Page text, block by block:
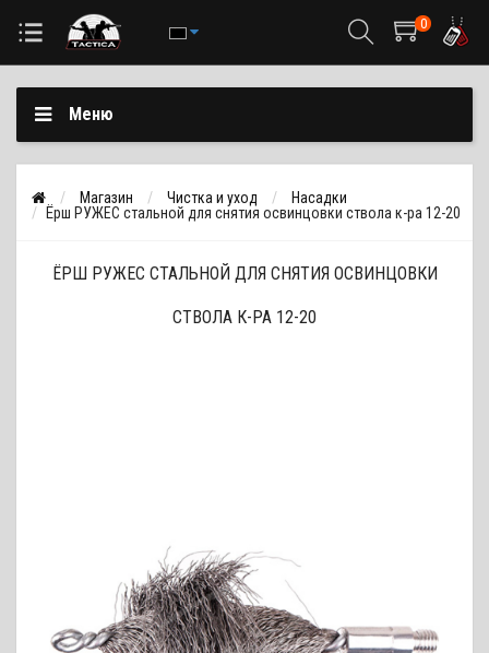
0
Меню
Магазин Чистка и уход
Насадки
Ёрш РУЖЕС стальной для снятия освинцовки ствола к-ра 12-20
ЁРШ РУЖЕС СТАЛЬНОЙ ДЛЯ СНЯТИЯ ОСВИНЦОВКИ
СТВОЛА К-РА 12-20